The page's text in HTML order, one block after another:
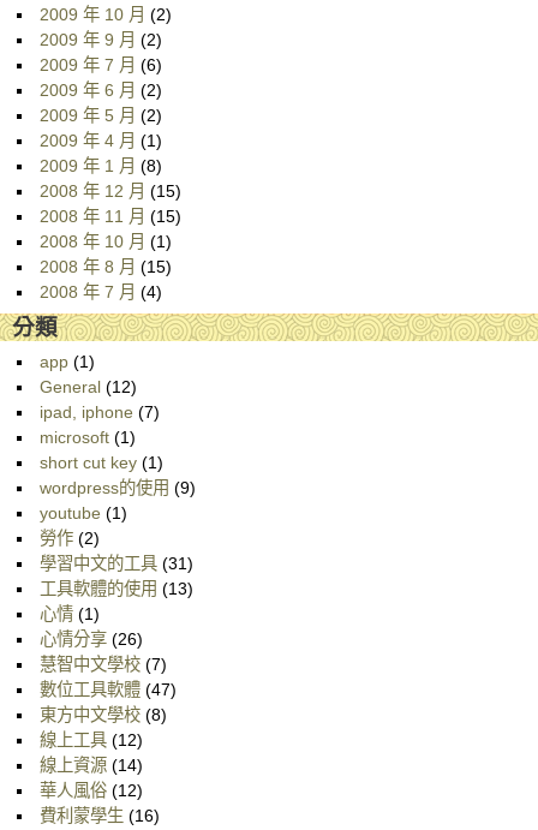
2009 年 10 月 (2)
2009 年 9 月 (2)
2009 年 7 月 (6)
2009 年 6 月 (2)
2009 年 5 月 (2)
2009 年 4 月 (1)
2009 年 1 月 (8)
2008 年 12 月 (15)
2008 年 11 月 (15)
2008 年 10 月 (1)
2008 年 8 月 (15)
2008 年 7 月 (4)
分類
app (1)
General (12)
ipad, iphone (7)
microsoft (1)
short cut key (1)
wordpress的使用 (9)
youtube (1)
勞作 (2)
學習中文的工具 (31)
工具軟體的使用 (13)
心情 (1)
心情分享 (26)
慧智中文學校 (7)
數位工具軟體 (47)
東方中文學校 (8)
線上工具 (12)
線上資源 (14)
華人風俗 (12)
費利蒙學生 (16)